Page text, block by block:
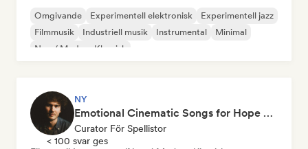
Omgivande Experimentell elektronisk
Experimentell jazz
Filmmusik
Industriell musik Instrumental
Minimal
Neo / Modern Klassisk
NY
Emotional Cinematic Songs for Hope by Matt Macleod
Curator För Spellistor
< 100 svar ges